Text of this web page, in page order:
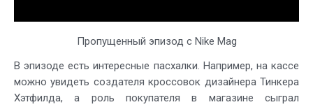
Пропущенный эпизод с Nike Mag
В эпизоде есть интересные пасхалки. Например, на кассе
можно увидеть создателя кроссовок дизайнера Тинкера
Хэтфилда, а роль покупателя в магазине сыграл